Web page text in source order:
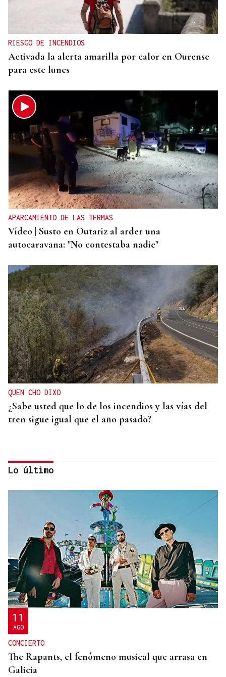
RIESGO DE INCENDIOS
Activada la alerta amarilla por calor en Ourense
para este lunes
APARCAMIENTO DE LAS TERMAS
Vídeo | Susto en Outariz al arder una
autocaravana: "No contestaba nadie"
QUEN CHO DIXO
¿Sabe usted que lo de los incendios y las vías del
tren sigue igual que el año pasado?
HELICOPTERO MEDICALIZADO
Un motorista en estado grave tras una colisión en
Velle
Lo último
11
AGO
CONCIERTO
The Rapants, el fenómeno musical que arrasa en
Galicia